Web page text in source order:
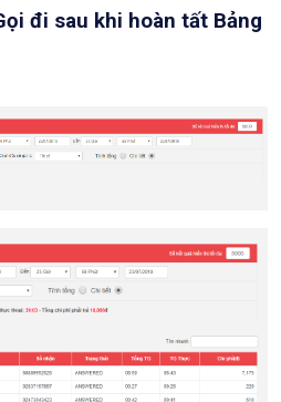
đi sau khi hoàn tất Bảng